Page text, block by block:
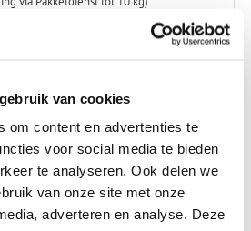
van cookies
om content en advertenties te
voor social media te bieden
te analyseren. Ook delen we
van onze site met onze
adverteren en analyse. Deze
ruilen-retourneren procedure
is ons bedrijf gevestigd?
Drentse Poort 7
Buinen (Stadskanaal)
(0) 599-613946
info@tevelde.nl